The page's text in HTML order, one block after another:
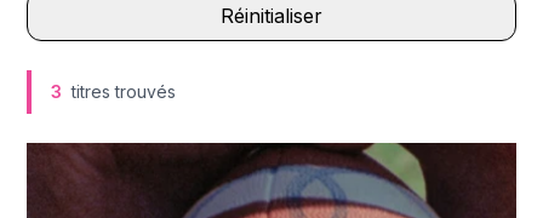
Réinitialiser
3 titres trouvés